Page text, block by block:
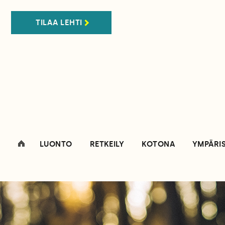
TILAA LEHTI
LUONTO RETKEILY KOTONA